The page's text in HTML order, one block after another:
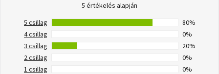
5 értékelés alapján
5 csillag
80%
4 csillag
0%
3 csillag
20%
2 csillag
0%
1 csillag
0%